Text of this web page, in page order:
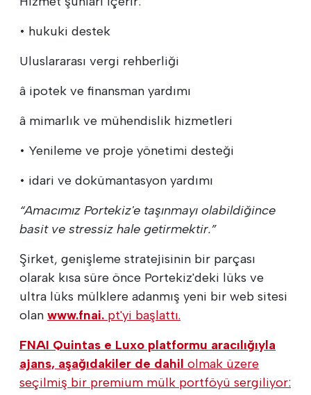
• hukuki destek
Uluslararası vergi rehberliği
â ipotek ve finansman yardımı
â mimarlık ve mühendislik hizmetleri
• Yenileme ve proje yönetimi desteği
• idari ve dokümantasyon yardımı
“Amacımız Portekiz'e taşınmayı olabildiğince
basit ve stressiz hale getirmektir.”
Şirket, genişleme stratejisinin bir parçası
olarak kısa süre önce Portekiz'deki lüks ve
ultra lüks mülklere adanmış yeni bir web sitesi
olan www.fnai. pt'yi başlattı.
FNAI Quintas e Luxo platformu aracılığıyla
ajans, aşağıdakiler de dahil olmak üzere
seçilmiş bir premium mülk portföyü sergiliyor: